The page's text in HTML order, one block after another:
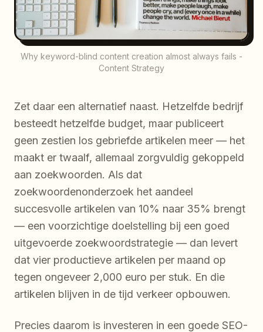
Why keyword-blind content creation almost always fails -
Content Strategy
Zet daar een alternatief naast. Hetzelfde bedrijf
besteedt hetzelfde budget, maar publiceert
geen zestien los gebriefde artikelen meer — het
maakt er twaalf, allemaal zorgvuldig gekoppeld
aan zoekwoorden. Als dat
zoekwoordenonderzoek het aandeel
succesvolle artikelen van 10% naar 35% brengt
— een voorzichtige doelstelling bij een goed
uitgevoerde zoekwoordstrategie — dan levert
dat vier productieve artikelen per maand op
tegen ongeveer 2,000 euro per stuk. En die
artikelen blijven in de tijd verkeer opbouwen.
Precies daarom is investeren in een goede SEO-